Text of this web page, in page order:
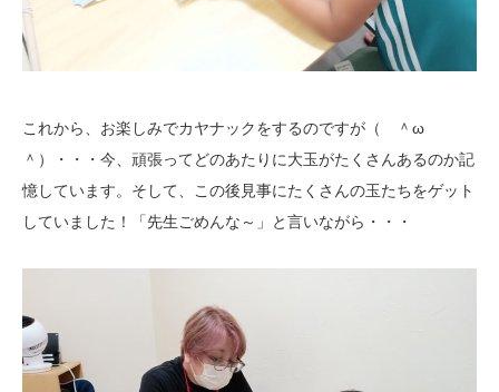
これから、お楽しみでカヤナックをするのですが（ ＾ω
＾）・・・今、頑張ってどのあたりに大玉がたくさんあるのか記
憶しています。そして、この後見事にたくさんの玉たちをゲット
していました！「先生ごめんな～」と言いながら・・・